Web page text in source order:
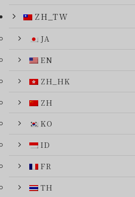
ZH_TW
JA
EN
ZH_HK
ZH
KO
ID
FR
TH